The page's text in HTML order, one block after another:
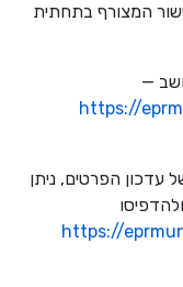
הקישור המצורף בתחתית
—
https://
של עדכון הפרטים, ניתן
https://